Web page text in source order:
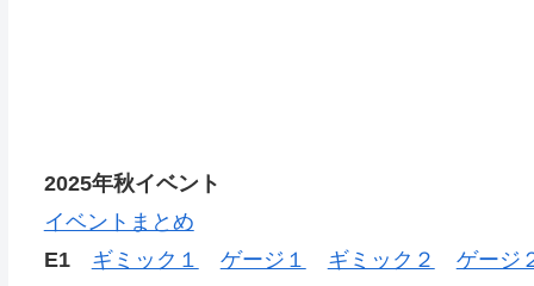
2025年秋イベント
イベントまとめ
E1
ギミック１ ゲージ１ ギミック２
ゲージ